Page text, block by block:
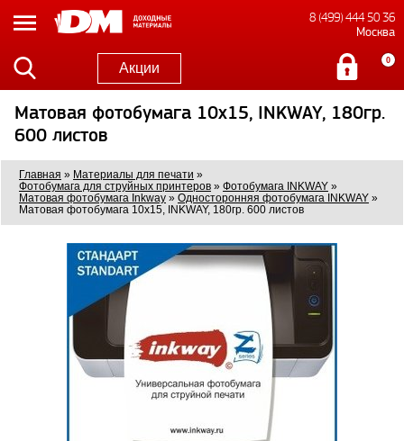
8 (499) 444 50 36
Москва
Акции 0
Матовая фотобумага 10x15, INKWAY, 180гр.
600 листов
Главная » Материалы для печати »
Фотобумага для струйных принтеров » Фотобумага INKWAY »
Матовая фотобумага Inkway » Односторонняя фотобумага INKWAY »
Матовая фотобумага 10x15, INKWAY, 180гр. 600 листов
1